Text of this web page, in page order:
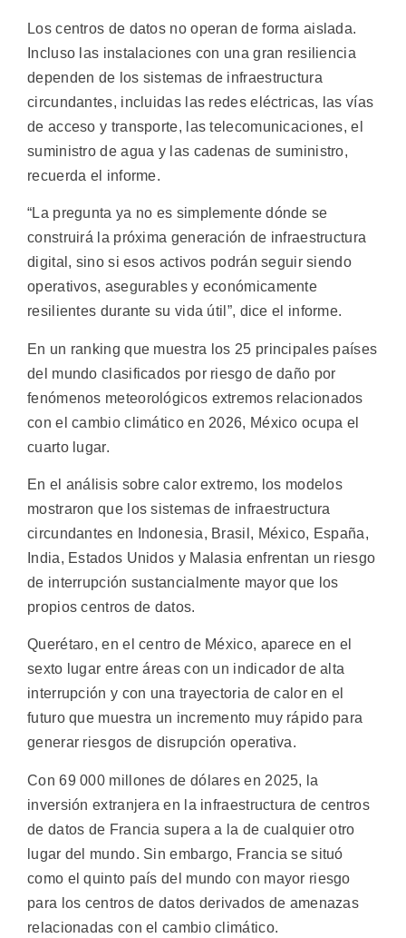
Los centros de datos no operan de forma aislada.
Incluso las instalaciones con una gran resiliencia
dependen de los sistemas de infraestructura
circundantes, incluidas las redes eléctricas, las vías
de acceso y transporte, las telecomunicaciones, el
suministro de agua y las cadenas de suministro,
recuerda el informe.
“La pregunta ya no es simplemente dónde se
construirá la próxima generación de infraestructura
digital, sino si esos activos podrán seguir siendo
operativos, asegurables y económicamente
resilientes durante su vida útil”, dice el informe.
En un ranking que muestra los 25 principales países
del mundo clasificados por riesgo de daño por
fenómenos meteorológicos extremos relacionados
con el cambio climático en 2026, México ocupa el
cuarto lugar.
En el análisis sobre calor extremo, los modelos
mostraron que los sistemas de infraestructura
circundantes en Indonesia, Brasil, México, España,
India, Estados Unidos y Malasia enfrentan un riesgo
de interrupción sustancialmente mayor que los
propios centros de datos.
Querétaro, en el centro de México, aparece en el
sexto lugar entre áreas con un indicador de alta
interrupción y con una trayectoria de calor en el
futuro que muestra un incremento muy rápido para
generar riesgos de disrupción operativa.
Con 69 000 millones de dólares en 2025, la
inversión extranjera en la infraestructura de centros
de datos de Francia supera a la de cualquier otro
lugar del mundo. Sin embargo, Francia se situó
como el quinto país del mundo con mayor riesgo
para los centros de datos derivados de amenazas
relacionadas con el cambio climático.